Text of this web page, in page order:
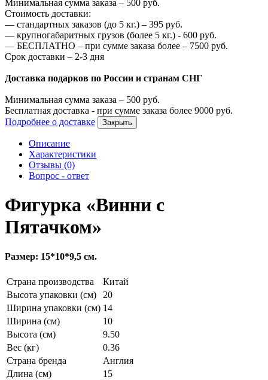
Минимальная сумма заказа – 500 руб.
Стоимость доставки:
— стандартных заказов (до 5 кг.) – 395 руб.
— крупногабаритных грузов (более 5 кг.) - 600 руб.
— БЕСПЛАТНО – при сумме заказа более – 7500 руб.
Срок доставки – 2-3 дня
Доставка подарков по России и странам СНГ
Минимальная сумма заказа – 500 руб.
Бесплатная доставка - при сумме заказа более 9000 руб.
Подробнее о доставке
Закрыть
Описание
Характеристики
Отзывы (0)
Вопрос - ответ
Фигурка «Винни с
Пятачком»
Размер: 15*10*9,5 см.
Страна производства
Китай
Высота упаковки (см)
20
Ширина упаковки (см) 14
Ширина (см)
10
Высота (см)
9.50
Вес (кг)
0.36
Страна бренда
Англия
Длина (см)
15